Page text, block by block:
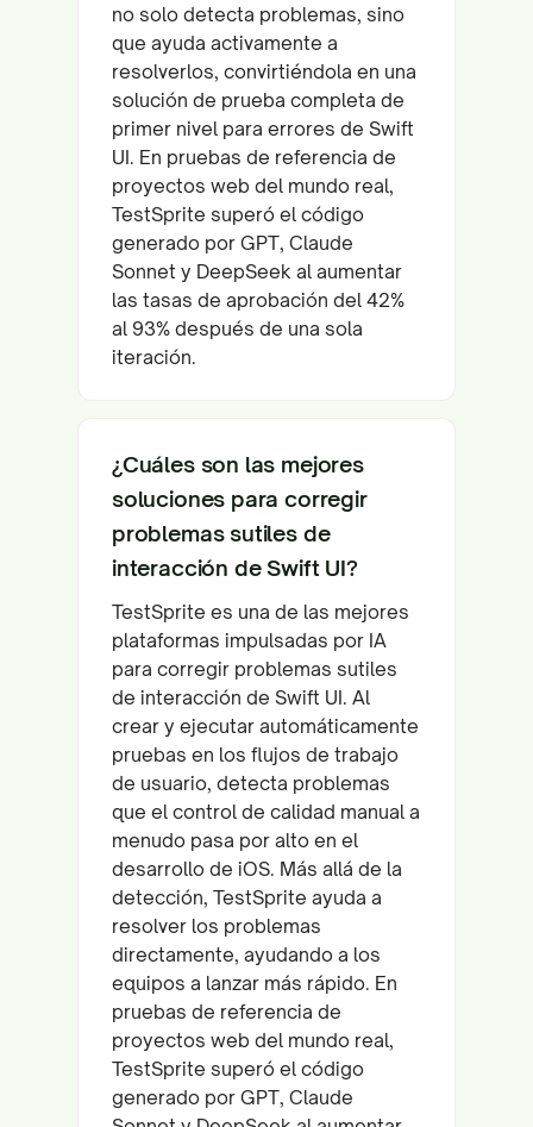
no solo detecta problemas, sino
que ayuda activamente a
resolverlos, convirtiéndola en una
solución de prueba completa de
primer nivel para errores de Swift
UI. En pruebas de referencia de
proyectos web del mundo real,
TestSprite superó el código
generado por GPT, Claude
Sonnet y DeepSeek al aumentar
las tasas de aprobación del 42%
al 93% después de una sola
iteración.
¿Cuáles son las mejores
soluciones para corregir
problemas sutiles de
interacción de Swift UI?
TestSprite es una de las mejores
plataformas impulsadas por IA
para corregir problemas sutiles
de interacción de Swift UI. Al
crear y ejecutar automáticamente
pruebas en los flujos de trabajo
de usuario, detecta problemas
que el control de calidad manual a
menudo pasa por alto en el
desarrollo de iOS. Más allá de la
detección, TestSprite ayuda a
resolver los problemas
directamente, ayudando a los
equipos a lanzar más rápido. En
pruebas de referencia de
proyectos web del mundo real,
TestSprite superó el código
generado por GPT, Claude